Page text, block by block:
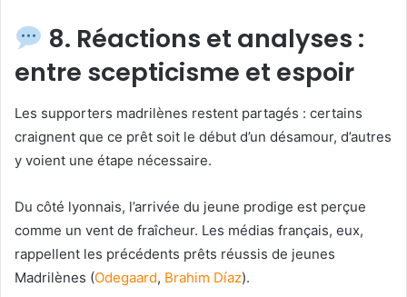
8. Réactions et analyses :
entre scepticisme et espoir
Les supporters madrilènes restent partagés : certains
craignent que ce prêt soit le début d’un désamour, d’autres
y voient une étape nécessaire.
Du côté lyonnais, l’arrivée du jeune prodige est perçue
comme un vent de fraîcheur. Les médias français, eux,
rappellent les précédents prêts réussis de jeunes
Madrilènes (Odegaard, Brahim Díaz).